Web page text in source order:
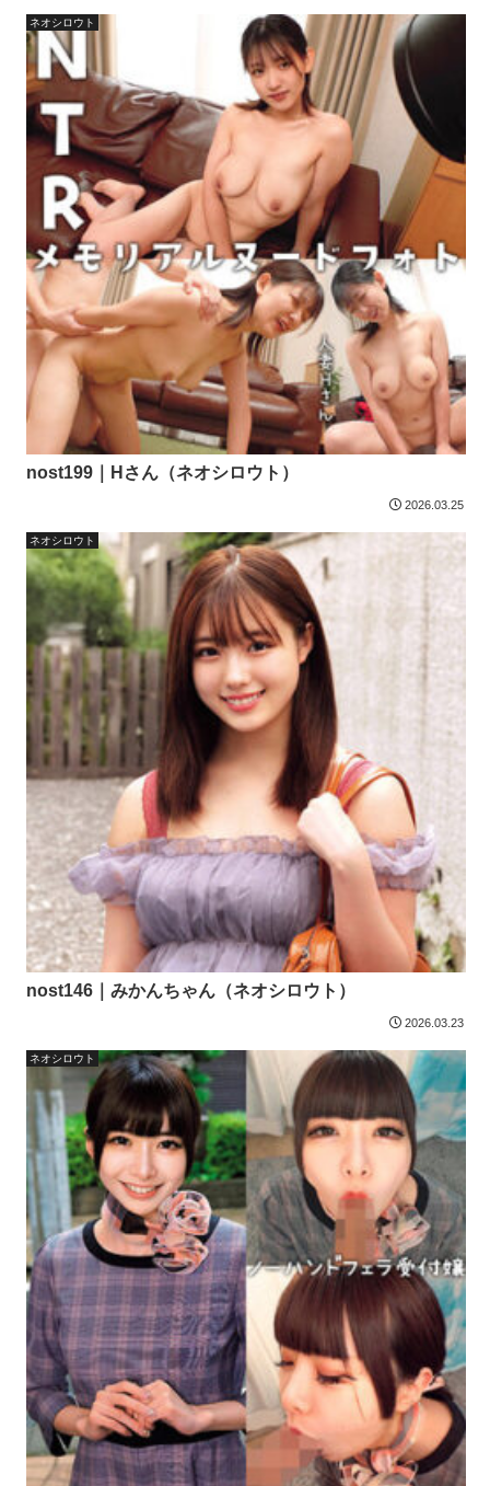
ネオシロウト
nost199｜Hさん（ネオシロウト）
2026.03.25
ネオシロウト
nost146｜みかんちゃん（ネオシロウト）
2026.03.23
ネオシロウト